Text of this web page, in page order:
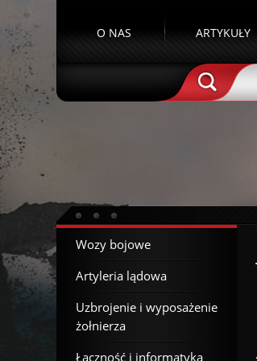
O NAS ARTYKUŁY
Wozy bojowe
Artyleria lądowa
Uzbrojenie i wyposażenie
żołnierza
Łączność i informatyka